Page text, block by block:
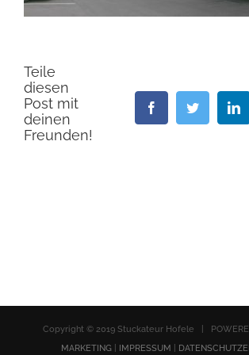
Teile
diesen
Post mit
deinen
Freunden!
FacebookTwitter
Copyright © 2019 Stuckateur Hofele |
MARKETING| IMPRESSUM